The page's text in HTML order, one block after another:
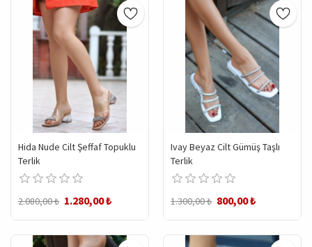
Hida Nude Cilt Şeffaf Topuklu
Terlik
2.080,00 ₺ 1.280,00 ₺
Ivay Beyaz Cilt Gümüş Taşlı
Terlik
1.300,00 ₺ 800,00 ₺